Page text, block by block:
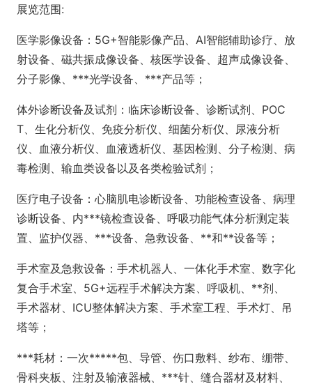
展览范围:
医学影像设备：5G+智能影像产品、AI智能辅助诊疗、放
射设备、磁共振成像设备、核医学设备、超声成像设备、
分子影像、***光学设备、***产品等；
体外诊断设备及试剂：临床诊断设备、诊断试剂、POC
T、生化分析仪、免疫分析仪、细菌分析仪、尿液分析
仪、血液分析仪、血液透析仪、基因检测、分子检测、病
毒检测、输血类设备以及各类检验试剂；
医疗电子设备：心脑肌电诊断设备、功能检查设备、病理
诊断设备、内***镜检查设备、呼吸功能气体分析测定装
置、监护仪器、***设备、急救设备、**和**设备等；
手术室及急救设备：手术机器人、一体化手术室、数字化
复合手术室、5G+远程手术解决方案、呼吸机、**剂、
手术器材、ICU整体解决方案、手术室工程、手术灯、吊
塔等；
***耗材：一次*****包、导管、伤口敷料、纱布、绷带、
骨科夹板、注射及输液器械、***针、缝合器材及材料、